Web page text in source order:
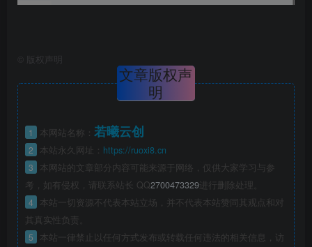
版权声明
文章版权声
明
1 本网站名称： 若曦云创
2 本站永久网址： https://ruoxi8.cn
3
本网站的文章部分内容可能来源于网络，仅供大家学习与参
考，如有侵权，请联系站长 QQ2700473329进行删除处理。
4
本站一切资源不代表本站立场，并不代表本站赞同其观点和对
其真实性负责。
5
本站一律禁止以任何方式发布或转载任何违法的相关信息，访